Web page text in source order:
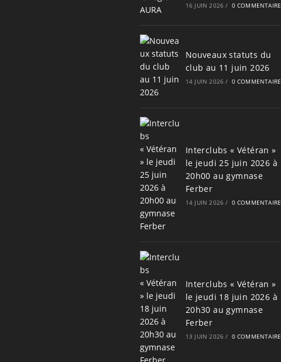
16 JUIN 2026 / 0 COMMENTAIRE
Nouveaux statuts du
club au 11 juin 2026
14 JUIN 2026 / 0 COMMENTAIRE
Interclubs « Vétéran »
le jeudi 25 juin 2026 à
20h00 au gymnase
Ferber
14 JUIN 2026 / 0 COMMENTAIRE
Interclubs « Vétéran »
le jeudi 18 juin 2026 à
20h30 au gymnase
Ferber
13 JUIN 2026 / 0 COMMENTAIRE